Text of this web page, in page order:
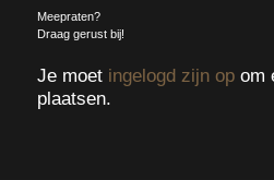
Meepraten?
Draag gerust bij!
Je moet ingelogd zijn opom
plaatsen.